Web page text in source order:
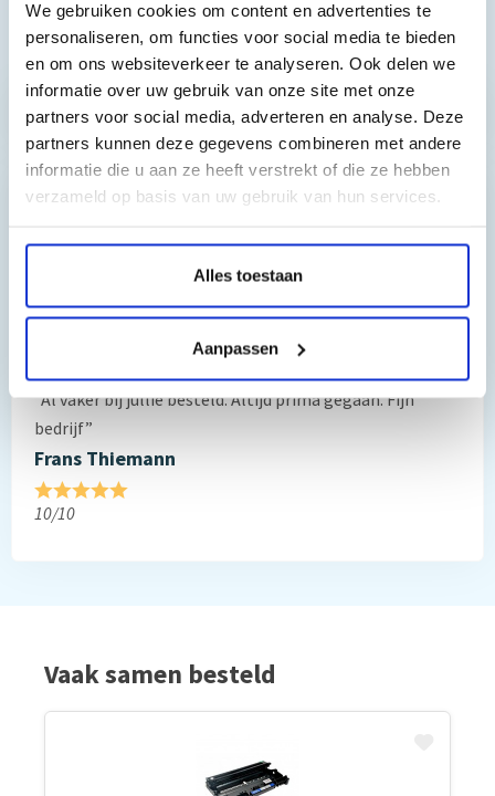
We gebruiken cookies om content en advertenties te
personaliseren, om functies voor social media te bieden
en om ons websiteverkeer te analyseren. Ook delen we
informatie over uw gebruik van onze site met onze
partners voor social media, adverteren en analyse. Deze
partners kunnen deze gegevens combineren met andere
informatie die u aan ze heeft verstrekt of die ze hebben
verzameld op basis van uw gebruik van hun services.
Alles toestaan
Aanpassen
Toch nog een vraag?
Hebt u vragen bij het artikel?
Reviews van klanten…
Gauke Wijnmaalen
”Al vaker bij jullie besteld. Altijd prima gegaan. Fijn
bedrijf”
Frans Thiemann
10/10
Vaak samen besteld